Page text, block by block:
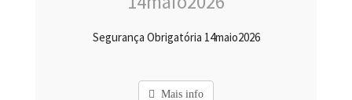
Segurança Obrigatória 14maio2026
Mais info